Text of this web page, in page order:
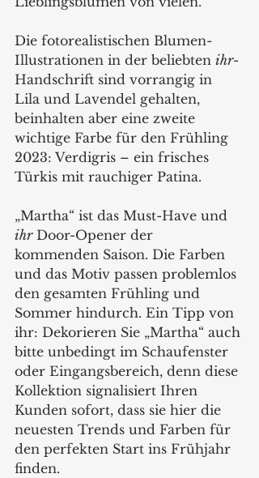
Die fotorealistischen Blumen-
Illustrationen in der beliebten ihr-
Handschrift sind vorrangig in
Lila und Lavendel gehalten,
beinhalten aber eine zweite
wichtige Farbe für den Frühling
2023: Verdigris – ein frisches
Türkis mit rauchiger Patina.
„Martha“ ist das Must-Have und
ihr Door-Opener der
kommenden Saison. Die Farben
und das Motiv passen problemlos
den gesamten Frühling und
Sommer hindurch. Ein Tipp von
ihr: Dekorieren Sie „Martha“ auch
bitte unbedingt im Schaufenster
oder Eingangsbereich, denn diese
Kollektion signalisiert Ihren
Kunden sofort, dass sie hier die
neuesten Trends und Farben für
den perfekten Start ins Frühjahr
finden.